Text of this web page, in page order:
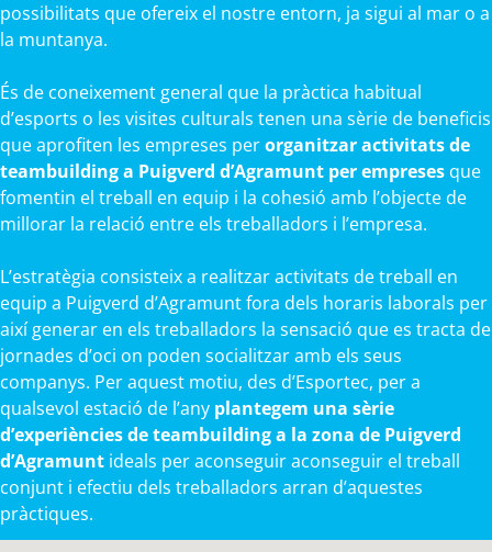
possibilitats que ofereix el nostre entorn, ja sigui al mar o a
la muntanya.
És de coneixement general que la pràctica habitual
d’esports o les visites culturals tenen una sèrie de beneficis
que aprofiten les empreses perorganitzar activitats de
teambuilding a Puigverd d’Agramunt per empreses que
fomentin el treball en equip i la cohesió amb l’objecte de
millorar la relació entre els treballadors i l’empresa.
L’estratègia consisteix a realitzar activitats de treball en
equip a Puigverd d’Agramunt fora dels horaris laborals per
així generar en els treballadors la sensació que es tracta de
jornades d’oci on poden socialitzar amb els seus
companys. Per aquest motiu, des d’Esportec, per a
qualsevol estació de l’any plantegem una sèrie
d’experiències de teambuilding a la zona de Puigverd
d’Agramunt ideals per aconseguir aconseguir el treball
conjunt i efectiu dels treballadors arran d’aquestes
pràctiques.